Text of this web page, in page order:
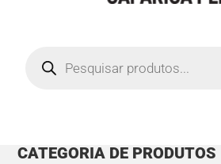
search
CATEGORIA DE PRODUTOS